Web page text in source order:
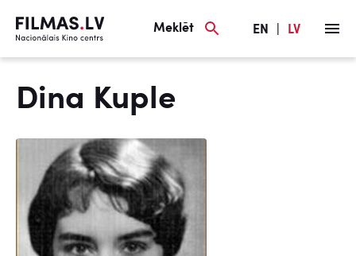
Meklēt EN LV
Dina Kuple